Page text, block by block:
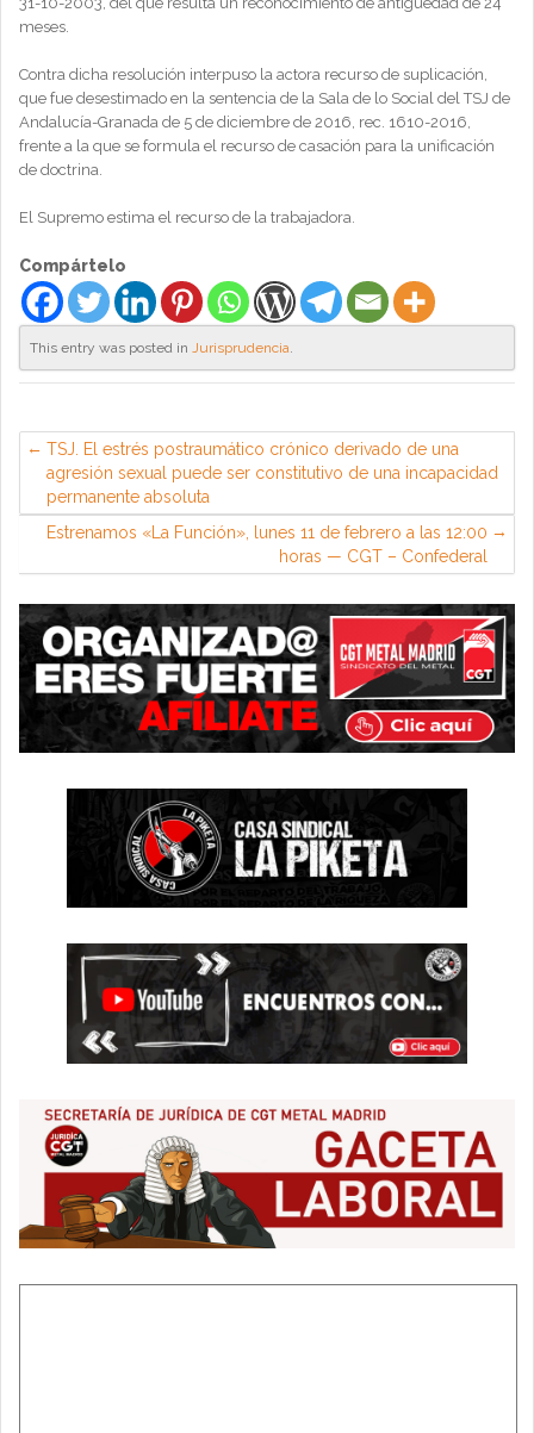
meses.
Contra dicha resolución interpuso la actora recurso de suplicación,
que fue desestimado en la sentencia de la Sala de lo Social del TSJ de
Andalucía-Granada de 5 de diciembre de 2016, rec. 1610-2016,
frente a la que se formula el recurso de casación para la unificación
de doctrina.
El Supremo estima el recurso de la trabajadora.
Compártelo
This entry was posted in Jurisprudencia.
TSJ. El estrés postraumático crónico derivado de una
agresión sexual puede ser constitutivo de una incapacidad
permanente absoluta
Estrenamos «La Función», lunes 11 de febrero a las 12:00
horas — CGT – Confederal